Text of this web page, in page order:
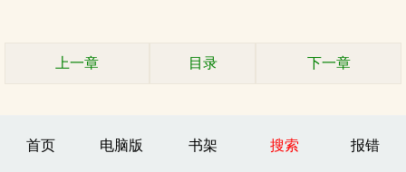
上一章 目录 下一章
首页 电脑版 书架 搜索 报错